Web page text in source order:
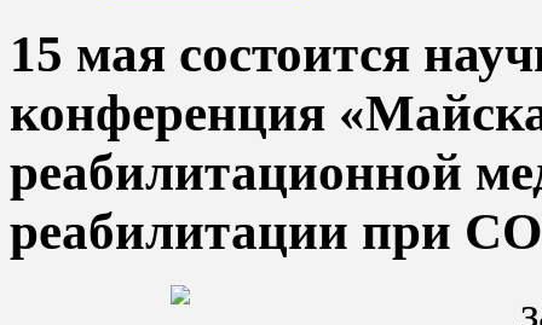
15 мая состоится
конференция
реабилитационной
реабилитации при